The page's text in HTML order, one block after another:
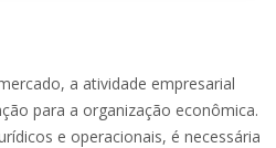
a atividade empresarial
para a organização econômica.
e operacionais, é necessária